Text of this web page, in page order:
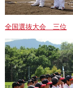
全国選抜大会 三位